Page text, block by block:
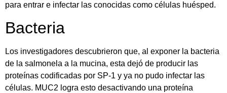
para entrar e infectar las conocidas como células huésped.
Bacteria
Los investigadores descubrieron que, al exponer la bacteria
de la salmonela a la mucina, esta dejó de producir las
proteínas codificadas por SP-1 y ya no pudo infectar las
células. MUC2 logra esto desactivando una proteína